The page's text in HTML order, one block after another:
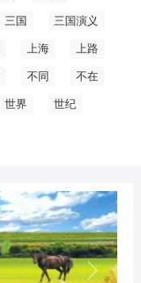
三国 三国演义
上海 上路
不同 不在
世界 世纪